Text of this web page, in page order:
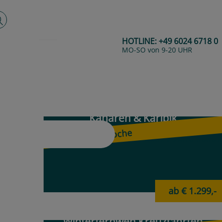
HOTLINE:+49 6024 6718 0
MO-SO von 9-20 UHR
Next